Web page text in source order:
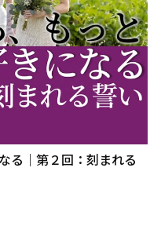
る｜第２回：刻まれる